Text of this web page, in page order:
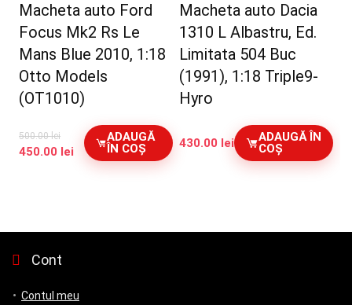
Macheta auto Ford
Focus Mk2 Rs Le
Mans Blue 2010, 1:18
Otto Models
(OT1010)
500.00lei
Prețul
450.00 lei Prețul
curent
ADAUGĂ
ÎN COȘ
Macheta auto Dacia
1310 L Albastru, Ed.
Limitata 504 Buc
(1991), 1:18 Triple9-
Hyro
430.00 lei
ADAUGĂ ÎN
COȘ
Cont
Contul meu